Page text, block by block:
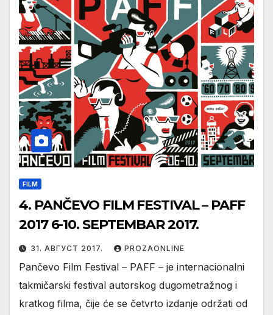
FILM
4. PANČEVO FILM FESTIVAL – PAFF
2017 6-10. SEPTEMBAR 2017.
31. АВГУСТ 2017. PROZAONLINE
Pančevo Film Festival – PAFF – je internacionalni
takmičarski festival autorskog dugometražnog i
kratkog filma, čije će se četvrto izdanje održati od